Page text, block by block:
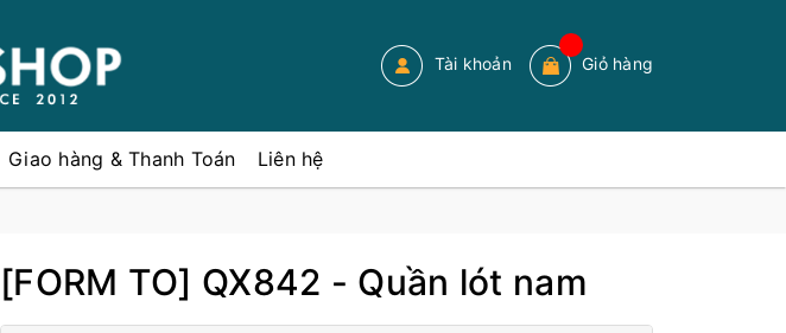
Tài khoản Giỏ hàng
Giao hàng & Thanh Toán Liên hệ
[FORM TO] QX842 - Quần lót nam